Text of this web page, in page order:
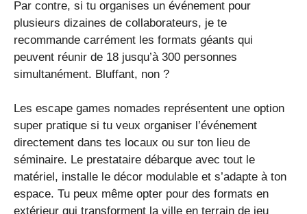
Par contre, si tu organises un événement pour
plusieurs dizaines de collaborateurs, je te
recommande carrément les formats géants qui
peuvent réunir de 18 jusqu’à 300 personnes
simultanément. Bluffant, non ?
Les escape games nomades représentent une option
super pratique si tu veux organiser l’événement
directement dans tes locaux ou sur ton lieu de
séminaire. Le prestataire débarque avec tout le
matériel, installe le décor modulable et s’adapte à ton
espace. Tu peux même opter pour des formats en
extérieur qui transforment la ville en terrain de jeu